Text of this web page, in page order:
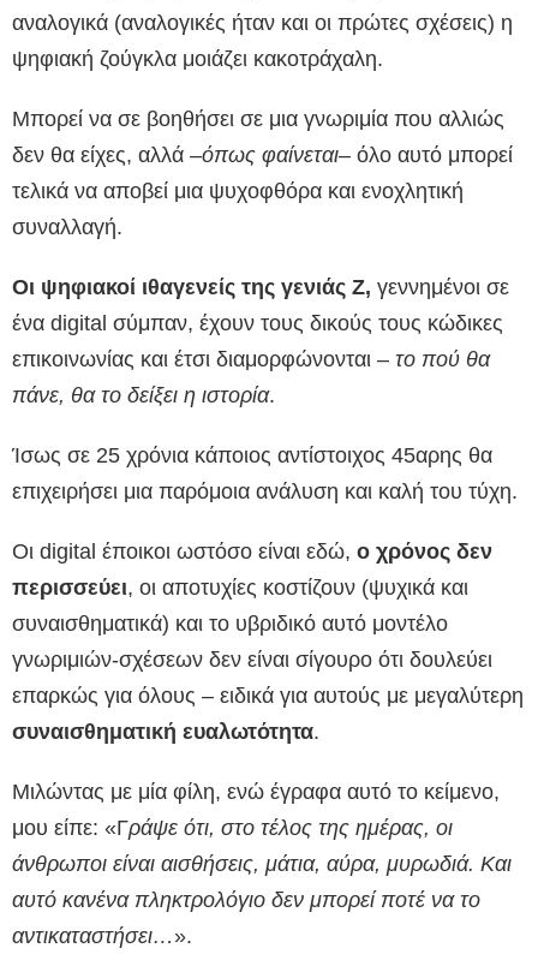
αναλογικά (αναλογικές ήταν και οι πρώτες σχέσεις) η
ψηφιακή ζούγκλα μοιάζει κακοτράχαλη.
Μπορεί να σε βοηθήσει σε μια γνωριμία που αλλιώς
δεν θα είχες, αλλά –όπως φαίνεται– όλο αυτό μπορεί
τελικά να αποβεί μια ψυχοφθόρα και ενοχλητική
συναλλαγή.
Οι ψηφιακοί ιθαγενείς της γενιάς Ζ, γεννημένοι σε
ένα digital σύμπαν, έχουν τους δικούς τους κώδικες
επικοινωνίας και έτσι διαμορφώνονται – το πού θα
πάνε, θα το δείξει η ιστορία.
Ίσως σε 25 χρόνια κάποιος αντίστοιχος 45αρης θα
επιχειρήσει μια παρόμοια ανάλυση και καλή του τύχη.
Οι digital έποικοι ωστόσο είναι εδώ, ο χρόνος δεν
περισσεύει, οι αποτυχίες κοστίζουν (ψυχικά και
συναισθηματικά) και το υβριδικό αυτό μοντέλο
γνωριμιών-σχέσεων δεν είναι σίγουρο ότι δουλεύει
επαρκώς για όλους – ειδικά για αυτούς με μεγαλύτερη
συναισθηματική ευαλωτότητα.
Μιλώντας με μία φίλη, ενώ έγραφα αυτό το κείμενο,
μου είπε: «Γράψε ότι, στο τέλος της ημέρας, οι
άνθρωποι είναι αισθήσεις, μάτια, αύρα, μυρωδιά. Και
αυτό κανένα πληκτρολόγιο δεν μπορεί ποτέ να το
αντικαταστήσει… ».